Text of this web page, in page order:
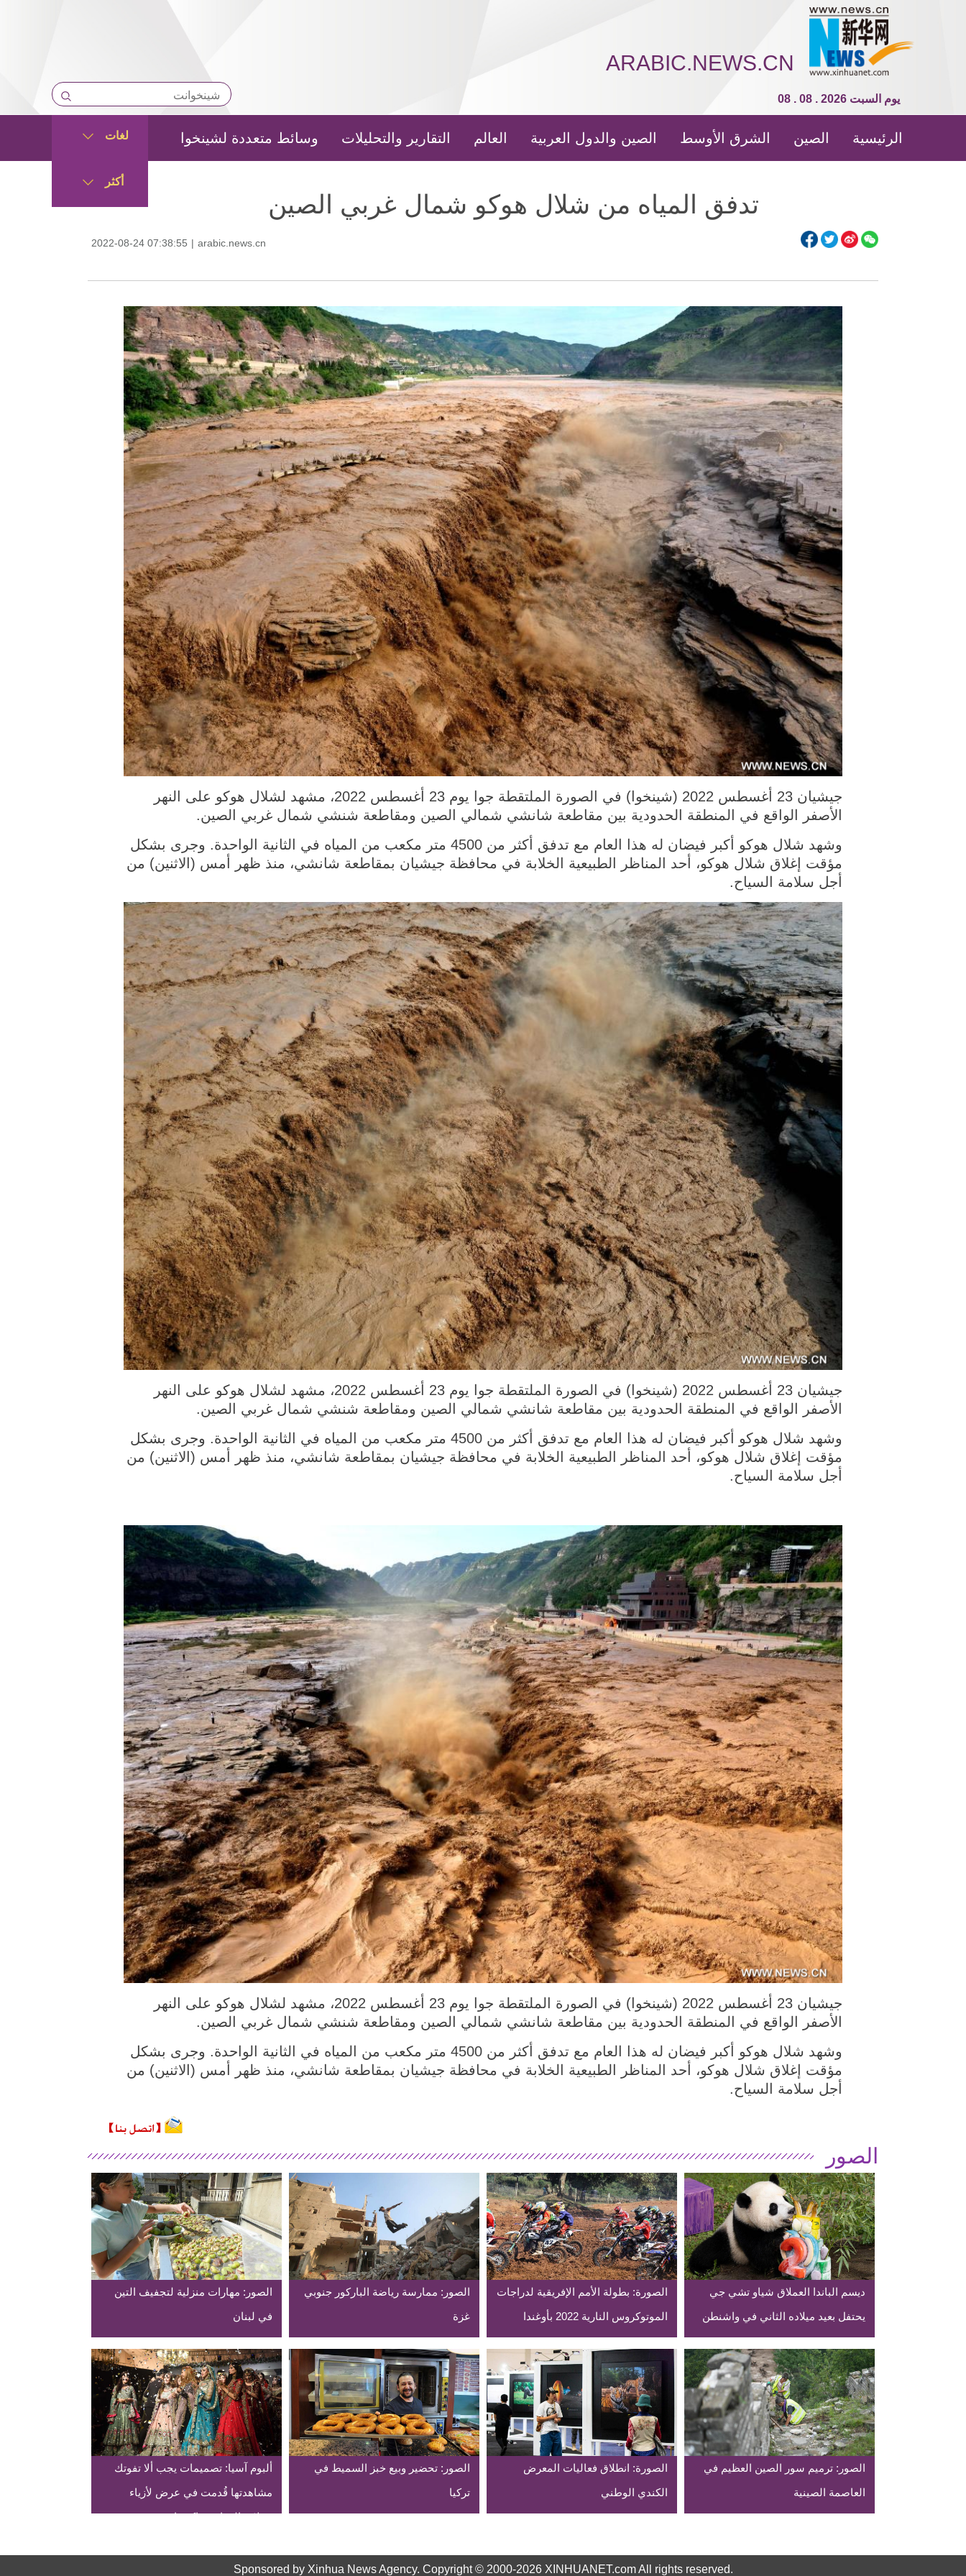
ARABIC.NEWS.CN
08 . 08 . 2026 يوم السبت
الرئيسية الصين الشرق الأوسط الصين والدول العربية العالم التقارير والتحليلات وسائط متعددة لشينخوا لغات
أكثر
تدفق المياه من شلال هوكو شمال غربي الصين
2022-08-24 07:38:55 | arabic.news.cn
جيشيان 23 أغسطس 2022 (شينخوا) في الصورة الملتقطة جوا يوم 23 أغسطس 2022، مشهد لشلال هوكو على النهر
الأصفر الواقع في المنطقة الحدودية بين مقاطعة شانشي شمالي الصين ومقاطعة شنشي شمال غربي الصين.
وشهد شلال هوكو أكبر فيضان له هذا العام مع تدفق أكثر من 4500 متر مكعب من المياه في الثانية الواحدة. وجرى بشكل
مؤقت إغلاق شلال هوكو، أحد المناظر الطبيعية الخلابة في محافظة جيشيان بمقاطعة شانشي، منذ ظهر أمس (الاثنين) من
أجل سلامة السياح.
جيشيان 23 أغسطس 2022 (شينخوا) في الصورة الملتقطة جوا يوم 23 أغسطس 2022، مشهد لشلال هوكو على النهر
الأصفر الواقع في المنطقة الحدودية بين مقاطعة شانشي شمالي الصين ومقاطعة شنشي شمال غربي الصين.
وشهد شلال هوكو أكبر فيضان له هذا العام مع تدفق أكثر من 4500 متر مكعب من المياه في الثانية الواحدة. وجرى بشكل
مؤقت إغلاق شلال هوكو، أحد المناظر الطبيعية الخلابة في محافظة جيشيان بمقاطعة شانشي، منذ ظهر أمس (الاثنين) من
أجل سلامة السياح.
جيشيان 23 أغسطس 2022 (شينخوا) في الصورة الملتقطة جوا يوم 23 أغسطس 2022، مشهد لشلال هوكو على النهر
الأصفر الواقع في المنطقة الحدودية بين مقاطعة شانشي شمالي الصين ومقاطعة شنشي شمال غربي الصين.
وشهد شلال هوكو أكبر فيضان له هذا العام مع تدفق أكثر من 4500 متر مكعب من المياه في الثانية الواحدة. وجرى بشكل
مؤقت إغلاق شلال هوكو، أحد المناظر الطبيعية الخلابة في محافظة جيشيان بمقاطعة شانشي، منذ ظهر أمس (الاثنين) من
أجل سلامة السياح.
الصور
ديسم الباندا العملاق شياو تشي جي
يحتفل بعيد ميلاده الثاني في واشنطن
الصورة: بطولة الأمم الإفريقية لدراجات
الموتوكروس النارية 2022 بأوغندا
الصور: ممارسة رياضة الباركور جنوبي
غزة
الصور: مهارات منزلية لتجفيف التين
في لبنان
الصور: ترميم سور الصين العظيم في
العاصمة الصينية
الصورة: انطلاق فعاليات المعرض
الكندي الوطني
الصور: تحضير وبيع خبز السميط في
تركيا
ألبوم آسيا: تصميمات يجب ألا تفوتك
مشاهدتها قُدمت في عرض لأزياء
حفلات الزفاف بباكستان
Sponsored by Xinhua News Agency. Copyright © 2000-2026 XINHUANET.com All rights reserved.